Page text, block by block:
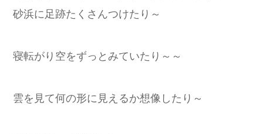
砂浜に足跡たくさんつけたり～
寝転がり空をずっとみていたり～～
雲を見て何の形に見えるか想像したり～